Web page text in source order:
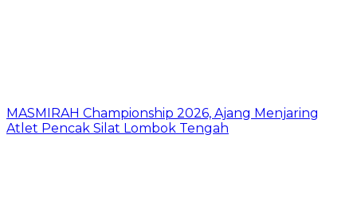
MASMIRAH Championship 2026, Ajang Menjaring
Atlet Pencak Silat Lombok Tengah